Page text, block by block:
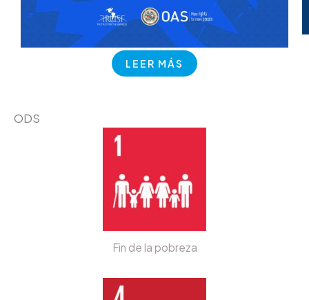
LEER MÁS
ODS
Fin de la pobreza